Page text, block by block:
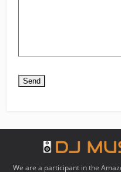
We are a participant in the